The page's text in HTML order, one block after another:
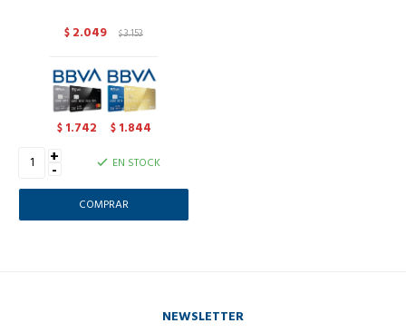
$ 2.049 $3.153
$ 1.742 $ 1.844
+
- EN STOCK
NEWSLETTER